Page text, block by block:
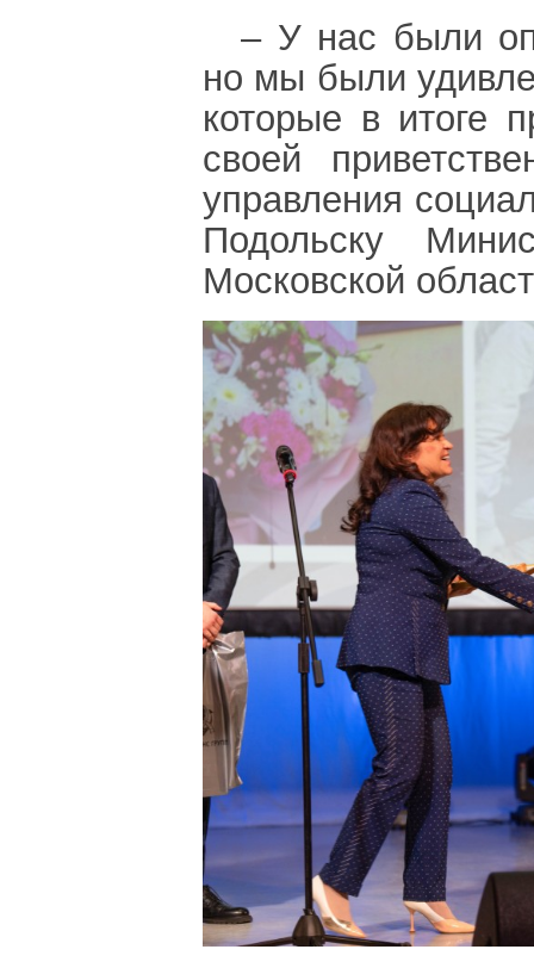
– У нас были
но мы были
которые в итоге
своей
управления
Подольску
Московской